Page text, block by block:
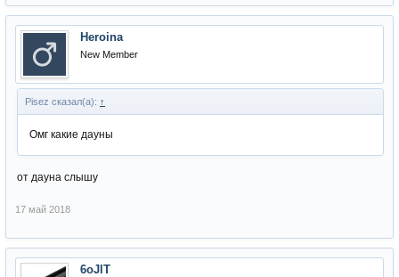
Heroina
New Member
Pisez сказал(а): ↑
Омг какие дауны
от дауна слышу
17 май 2018
6oJlT